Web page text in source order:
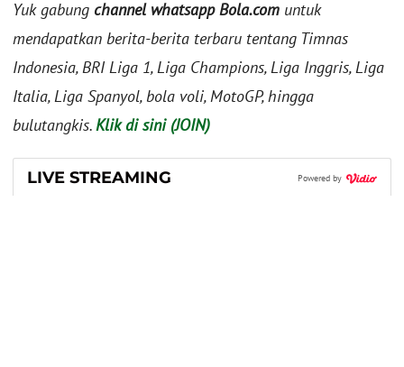
Yuk gabung channel whatsapp Bola.com untuk
mendapatkan berita-berita terbaru tentang Timnas
Indonesia, BRI Liga 1, Liga Champions, Liga Inggris, Liga
Italia, Liga Spanyol, bola voli, MotoGP, hingga
bulutangkis.Klik di sini (JOIN)
LIVE STREAMING Powered by